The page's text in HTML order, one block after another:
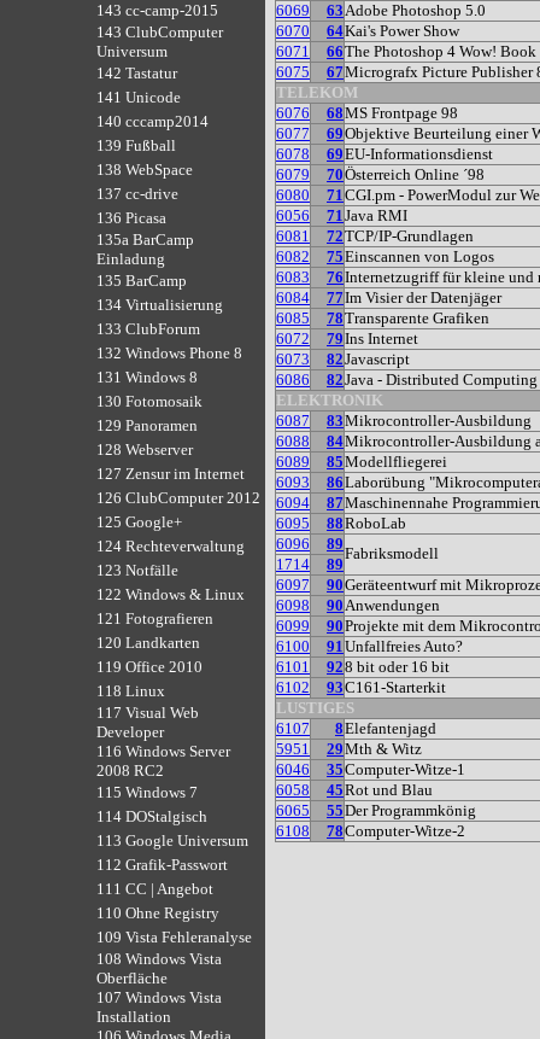
143 cc-camp-2015
143 ClubComputer
Universum
142 Tastatur
141 Unicode
140 cccamp2014
139 Fußball
138 WebSpace
137 cc-drive
136 Picasa
135a BarCamp
Einladung
135 BarCamp
134 Virtualisierung
133 ClubForum
132 Windows Phone 8
131 Windows 8
130 Fotomosaik
129 Panoramen
128 Webserver
127 Zensur im Internet
126 ClubComputer 2012
125 Google+
124 Rechteverwaltung
123 Notfälle
122 Windows & Linux
121 Fotografieren
120 Landkarten
119 Office 2010
118 Linux
117 Visual Web
Developer
116 Windows Server
2008 RC2
115 Windows 7
114 DOStalgisch
113 Google Universum
112 Grafik-Passwort
111 CC | Angebot
110 Ohne Registry
109 Vista Fehleranalyse
108 Windows Vista
Oberfläche
107 Windows Vista
Installation
6069
63Adobe Photoshop 5.0
6070
64Kai's Power Show
6071
66The Photoshop 4 Wow! Book
6075
67Micrografx Picture Publisher
TELEKOM
6076
68MS Frontpage 98
6077
69Objektive Beurteilung einer
6078
69EU-Informationsdienst
6079
70Österreich Online ´98
6080
71CGI.pm - PowerModul zur
6056
71Java RMI
6081
72TCP/IP-Grundlagen
6082
75Einscannen von Logos
6083
76Internetzugriff für kleine und
6084
77Im Visier der Datenjäger
6085
78Transparente Grafiken
6072
79Ins Internet
6073
82Javascript
6086
82Java - Distributed Computing
ELEKTRONIK
6087
83Mikrocontroller-Ausbildung
6088
84Mikrocontroller-Ausbildung
6089
85Modellfliegerei
6093
86Laborübung
6094
87Maschinennahe
6095
88RoboLab
6096
89
Fabriksmodell
1714
89
6097
90Geräteentwurf mit
6098
90Anwendungen
6099
90Projekte mit dem
6100
91Unfallfreies Auto?
6101
928 bit oder 16 bit
6102
93C161-Starterkit
LUSTIGES
6107
8Elefantenjagd
5951
29Mth & Witz
6046
35Computer-Witze-1
6058
45Rot und Blau
6065
55Der Programmkönig
6108
78Computer-Witze-2